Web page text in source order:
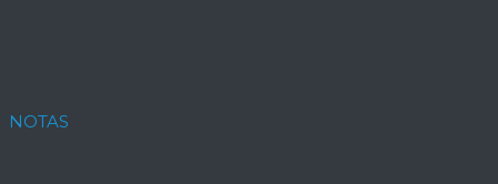
NOTAS